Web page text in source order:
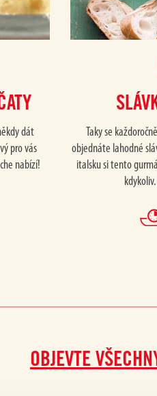
dát
pro vás
nabízí!
Taky se
objednáte lahodné
italsku si tento
OBJEVTE